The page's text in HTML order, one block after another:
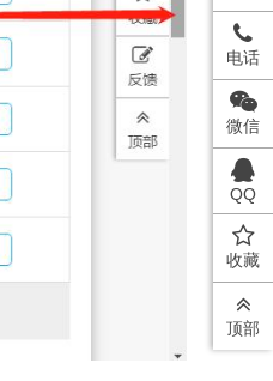
电话
微信
QQ
收藏
顶部